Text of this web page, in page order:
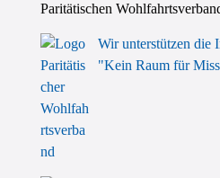
Paritätischen
Wir unterstützen die
"Kein Raum für